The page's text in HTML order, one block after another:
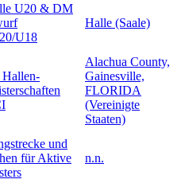
U20 & DM
U18
Halle (Saale)
Hallen-
Alachua County,
Gainesville,
FLORIDA
(Vereinigte
Staaten)
und
für Aktive
n.n.